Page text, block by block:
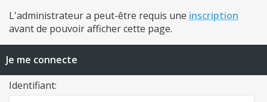
L'administrateur a peut-être requis une inscription
avant de pouvoir afficher cette page.
Je me connecte
Identifiant: